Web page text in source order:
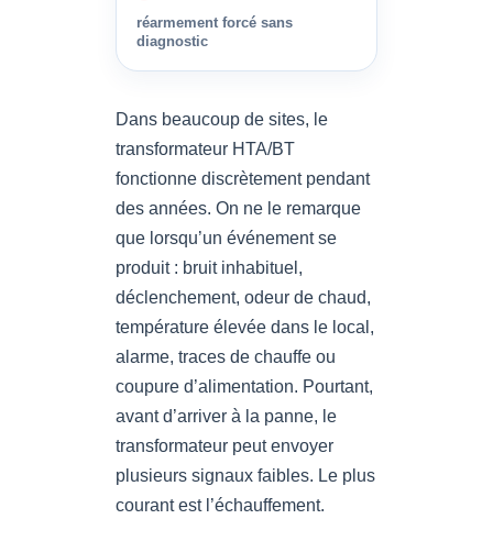
réarmement forcé sans
diagnostic
Dans beaucoup de sites, le
transformateur HTA/BT
fonctionne discrètement pendant
des années. On ne le remarque
que lorsqu’un événement se
produit : bruit inhabituel,
déclenchement, odeur de chaud,
température élevée dans le local,
alarme, traces de chauffe ou
coupure d’alimentation. Pourtant,
avant d’arriver à la panne, le
transformateur peut envoyer
plusieurs signaux faibles. Le plus
courant est l’échauffement.